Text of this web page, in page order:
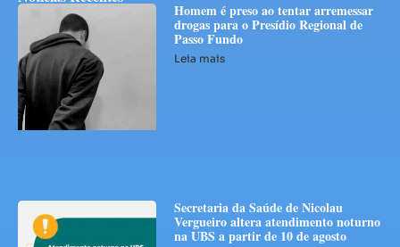
Homem é preso ao tentar arremessar
drogas para o Presídio Regional de
Passo Fundo
Leia mais
Secretaria da Saúde de Nicolau
Vergueiro altera atendimento noturno
na UBS a partir de 10 de agosto